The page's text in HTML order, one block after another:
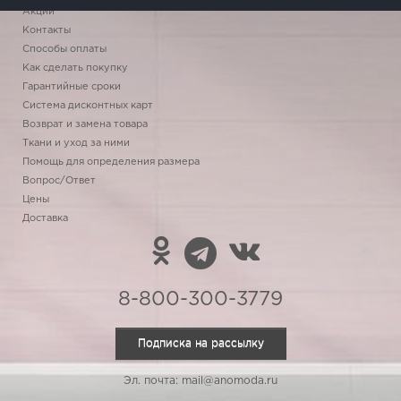
Акции
Контакты
Способы оплаты
Как сделать покупку
Гарантийные сроки
Система дисконтных карт
Возврат и замена товара
Ткани и уход за ними
Помощь для определения размера
Вопрос/Ответ
Цены
Доставка
8-800-300-3779
Подписка на рассылку
Эл. почта: mail@anomoda.ru